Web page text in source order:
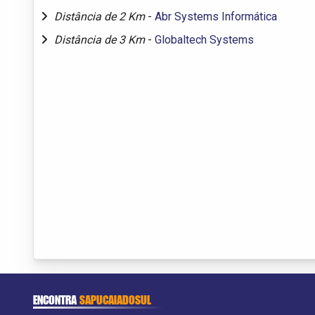
Distância de 2 Km - Abr Systems Informática
Distância de 3 Km - Globaltech Systems
ENCONTRASAPUCAIADOSUL